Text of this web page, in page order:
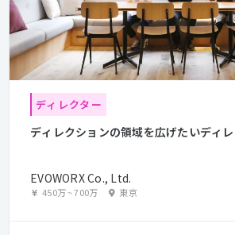
ディレクター
ディレクションの領域を広げたいディ
EVOWORX Co., Ltd.
450万~700万 東京